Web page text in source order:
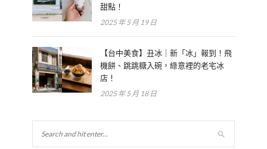
甜點！
2025 年 5 月 19 日
【台中美食】丑冰｜新「冰」報到！飛
機餅、跳跳糖入碗，綠意裡的老宅冰
店！
2025 年 5 月 18 日